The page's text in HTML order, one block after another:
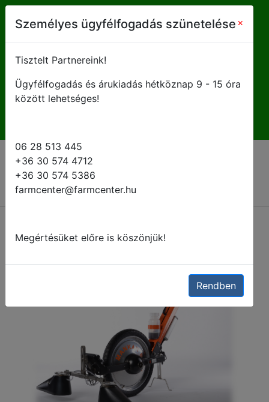
farmcenter@farmcenter.hu
H-P 8 - 16:30
Személyes ügyfélfogadás szünetelése ×
Tisztelt Partnereink!
Ügyfélfogadás és árukiadás hétköznap 9 - 15 óra
között lehetséges!
06 28 513 445
+36 30 574 4712
+36 30 574 5386
farmcenter@farmcenter.hu
Megértésüket előre is köszönjük!
Rendben